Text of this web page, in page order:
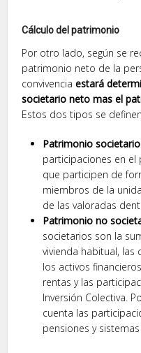
Cálculo del patrimonio
Por otro lado, según se
patrimonio neto de la
convivenciaestará
societario neto mas el
Estos dos tipos se
Patrimonio
participaciones en
que participen de
miembros de la
de las valoradas
Patrimonio no
societarios son la
vivienda habitual, las
los activos
rentas y las
Inversión Colectiva.
cuenta las
pensiones y